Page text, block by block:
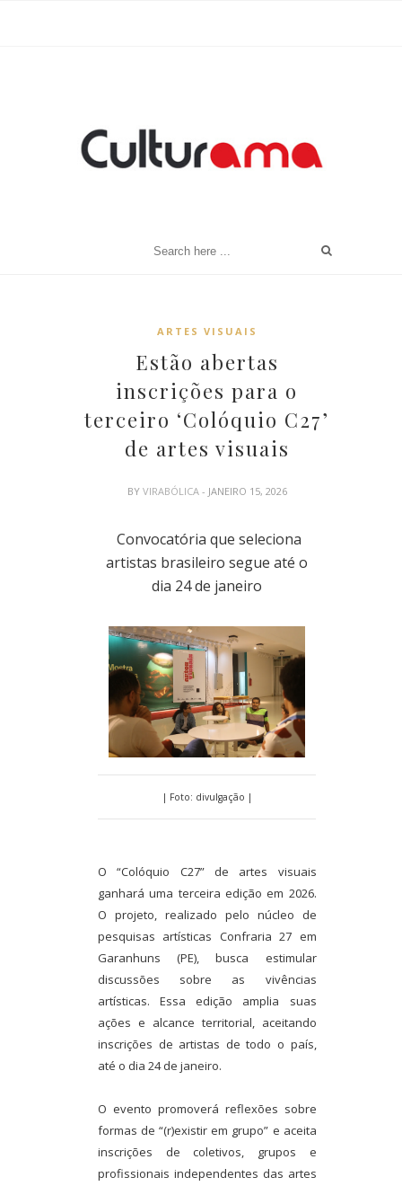
ARTES VISUAIS
Estão abertas
inscrições para o
terceiro ‘Colóquio C27’
de artes visuais
BY VIRABÓLICA - JANEIRO 15, 2026
Convocatória que seleciona
artistas brasileiro segue até o
dia 24 de janeiro
| Foto: divulgação |
O “Colóquio C27” de artes visuais
ganhará uma terceira edição em 2026.
O projeto, realizado pelo núcleo de
pesquisas artísticas Confraria 27 em
Garanhuns (PE), busca estimular
discussões sobre as vivências
artísticas. Essa edição amplia suas
ações e alcance territorial, aceitando
inscrições de artistas de todo o país,
até o dia 24 de janeiro.
O evento promoverá reflexões sobre
formas de “(r)existir em grupo” e aceita
inscrições de coletivos, grupos e
profissionais independentes das artes